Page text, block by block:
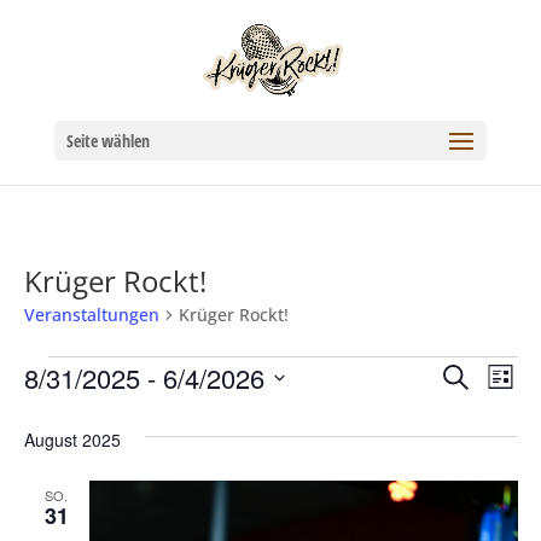
Seite wählen
Krüger Rockt!
Veranstaltungen Krüger Rockt!
Veranstaltungen
Suche
und
SucheListe
8/31/2025 - 6/4/2026
wählen.
August 2025
SO.
31